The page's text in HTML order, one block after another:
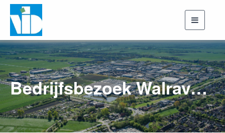
Toggle
Bedrijfsbezoek Walraven 26 september 2022